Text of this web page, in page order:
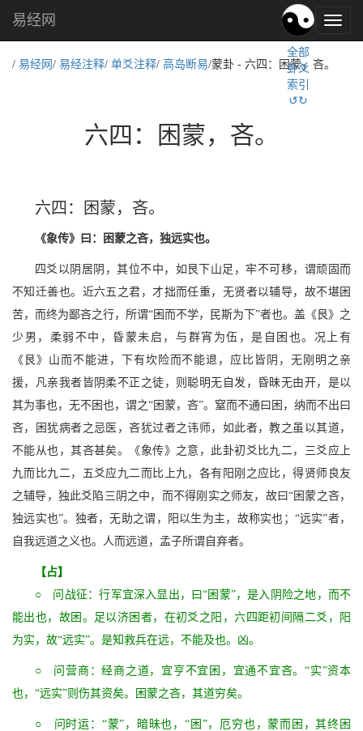
易
经
易经网
全部
卦爻
索引
↺↻
/ 易经网 / 易经注释/ 单爻注释/ 高岛断易/蒙卦 - 六四：困蒙，吝。
六四：困蒙，吝。
六四：困蒙，吝。
《象传》曰：困蒙之吝，独远实也。
四爻以阴居阴，其位不中，如艮下山足，牢不可移，谓顽固而
不知迁善也。近六五之君，才拙而任重，无贤者以辅导，故不堪困
苦，而终为鄙吝之行，所谓“困而不学，民斯为下”者也。盖《艮》之
少男，柔弱不中，昏蒙未启，与群宵为伍，是自困也。况上有
《艮》山而不能进，下有坎险而不能退，应比皆阴，无刚明之亲
援，凡亲我者皆阴柔不正之徒，则聪明无自发，昏昧无由开，是以
其为事也，无不困也，谓之“困蒙，吝”。窒而不通曰困，纳而不出曰
吝，困犹病者之忌医，吝犹过者之讳师，如此者，教之虽以其道，
不能从也，其吝甚矣。《象传》之意，此卦初爻比九二，三爻应上
九而比九二，五爻应九二而比上九，各有阳刚之应比，得贤师良友
之辅导，独此爻陷三阴之中，而不得刚实之师友，故曰“困蒙之吝，
独远实也”。独者，无助之谓，阳以生为主，故称实也；“远实”者，
自我远道之义也。人而远道，孟子所谓自弃者。
【占】
○ 问战征：行军宜深入显出，曰“困蒙”，是入阴险之地，而不
能出也，故困。足以济困者，在初爻之阳，六四距初间隔二爻，阳
为实，故“远实”。是知救兵在远，不能及也。凶。
○ 问营商：经商之道，宜亨不宜困，宜通不宜吝。“实”资本
也，“远实”则伤其资矣。困蒙之吝，其道穷矣。
○ 问时运：“蒙”，暗昧也，“困”，厄穷也，蒙而困，其终困